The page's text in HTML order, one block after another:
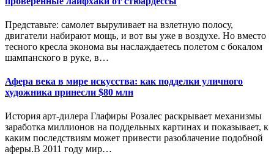
Представьте: самолет выруливает на взлетную полосу,
двигатели набирают мощь, и вот вы уже в воздухе. Но вместо
тесного кресла эконома вы наслаждаетесь полетом с бокалом
шампанского в руке, в…
Афера века в мире искусства: как подделки уличного
художника принесли $80 млн
История арт-дилера Глафиры Розалес раскрывает механизмы
заработка миллионов на поддельных картинах и показывает, к
каким последствиям может привести разоблачение подобной
аферы.В 2011 году мир…